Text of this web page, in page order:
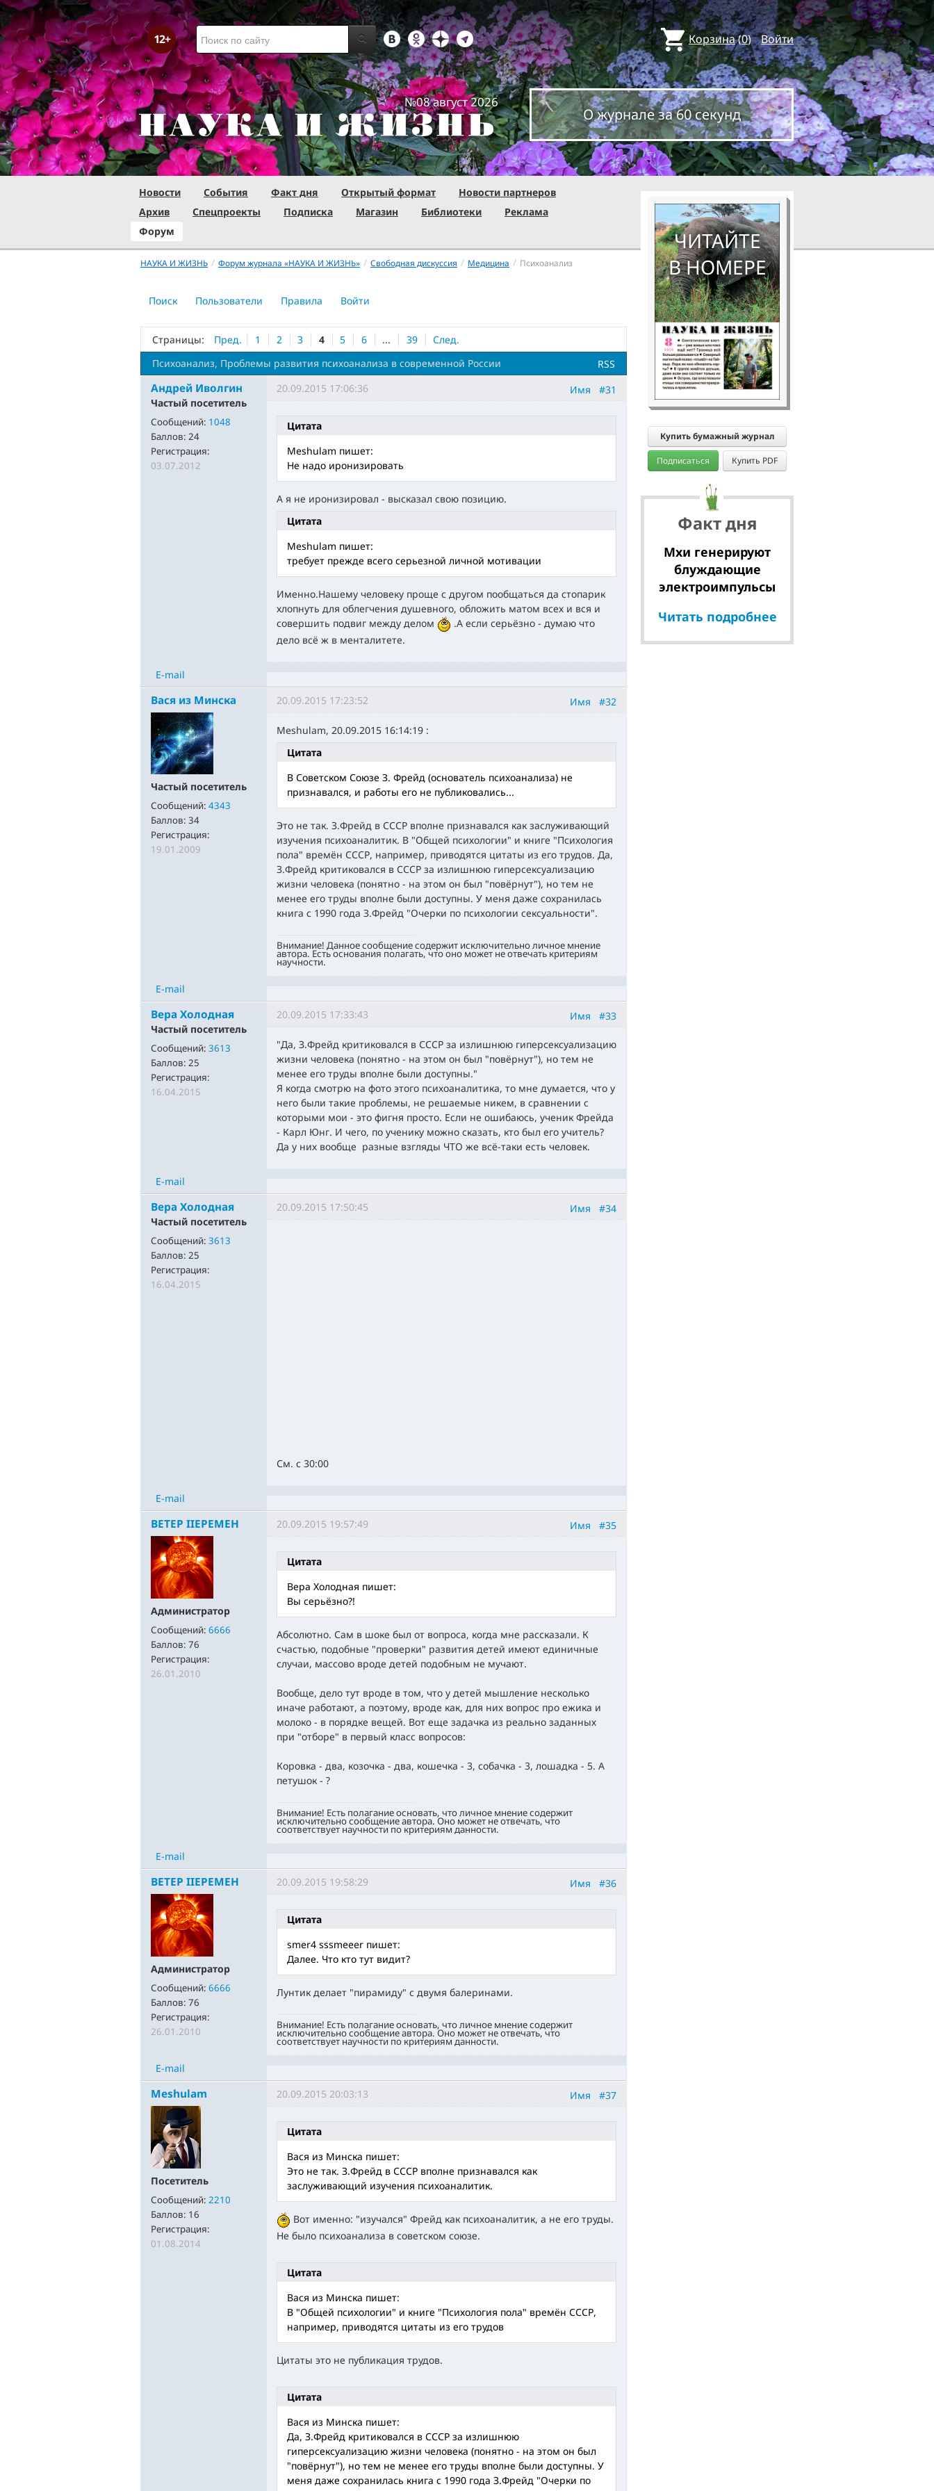
Корзина(0) Войти
№08 август 2026
О журнале за 60 секунд
Новости События Факт дня Открытый формат
Новости партнеров
Архив
Спецпроекты Подписка Магазин Библиотеки
Реклама
Форум
НАУКА И ЖИЗНЬ / Форум журнала «НАУКА И ЖИЗНЬ» / Свободная дискуссия / Медицина / Психоанализ
Поиск Пользователи Правила Войти
Страницы: Пред. 1 2 3 4 5 6 ... 39
След.
RSS
Психоанализ, Проблемы развития психоанализа в современной России
Андрей Иволгин
Частый посетитель
Сообщений: 1048
Баллов: 24
Регистрация:
03.07.2012
Имя #31
20.09.2015 17:06:36
Цитата
Meshulam пишет:
Не надо иронизировать
А я не иронизировал - высказал свою позицию.
Цитата
Meshulam пишет:
требует прежде всего серьезной личной мотивации
Именно.Нашему человеку проще с другом пообщаться да стопарик
хлопнуть для облегчения душевного, обложить матом всех и вся и
совершить подвиг между делом
.А если серьёзно - думаю что
дело всё ж в менталитете.
E-mail
Вася из Минска
Частый посетитель
Сообщений: 4343
Баллов: 34
Регистрация:
19.01.2009
Имя #32
20.09.2015 17:23:52
Meshulam, 20.09.2015 16:14:19 :
Цитата
В Советском Союзе З. Фрейд (основатель психоанализа) не
признавался, и работы его не публиковались...
Это не так. З.Фрейд в СССР вполне признавался как заслуживающий
изучения психоаналитик. В "Общей психологии" и книге "Психология
пола" времён СССР, например, приводятся цитаты из его трудов. Да,
З.Фрейд критиковался в СССР за излишнюю гиперсексуализацию
жизни человека (понятно - на этом он был "повёрнут"), но тем не
менее его труды вполне были доступны. У меня даже сохранилась
книга с 1990 года З.Фрейд "Очерки по психологии сексуальности".
Внимание! Данное сообщение содержит исключительно личное мнение
автора. Есть основания полагать, что оно может не отвечать критериям
научности.
E-mail
Вера Холодная
Частый посетитель
Сообщений: 3613
Баллов: 25
Регистрация:
16.04.2015
Имя #33
20.09.2015 17:33:43
"Да, З.Фрейд критиковался в СССР за излишнюю гиперсексуализацию
жизни человека (понятно - на этом он был "повёрнут"), но тем не
менее его труды вполне были доступны."
Я когда смотрю на фото этого психоаналитика, то мне думается, что у
него были такие проблемы, не решаемые никем, в сравнении с
которыми мои - это фигня просто. Если не ошибаюсь, ученик Фрейда
- Карл Юнг. И чего, по ученику можно сказать, кто был его учитель?
Да у них вообще разные взгляды ЧТО же всё-таки есть человек.
E-mail
Вера Холодная
Частый посетитель
Сообщений: 3613
Баллов: 25
Регистрация:
16.04.2015
Имя #34
20.09.2015 17:50:45
См. с 30:00
E-mail
BETEP IIEPEMEH
Администратор
Сообщений: 6666
Баллов: 76
Регистрация:
26.01.2010
Имя #35
20.09.2015 19:57:49
Цитата
Вера Холодная пишет:
Вы серьёзно?!
Абсолютно. Сам в шоке был от вопроса, когда мне рассказали. К
счастью, подобные "проверки" развития детей имеют единичные
случаи, массово вроде детей подобным не мучают.
Вообще, дело тут вроде в том, что у детей мышление несколько
иначе работают, а поэтому, вроде как, для них вопрос про ежика и
молоко - в порядке вещей. Вот еще задачка из реально заданных
при "отборе" в первый класс вопросов:
Коровка - два, козочка - два, кошечка - 3, собачка - 3, лошадка - 5. А
петушок - ?
Внимание! Есть полагание основать, что личное мнение содержит
исключительно сообщение автора. Оно может не отвечать, что
соответствует научности по критериям данности.
E-mail
BETEP IIEPEMEH
Администратор
Сообщений: 6666
Баллов: 76
Регистрация:
26.01.2010
Имя #36
20.09.2015 19:58:29
Цитата
smer4 sssmeeer пишет:
Далее. Что кто тут видит?
Лунтик делает "пирамиду" с двумя балеринами.
Внимание! Есть полагание основать, что личное мнение содержит
исключительно сообщение автора. Оно может не отвечать, что
соответствует научности по критериям данности.
E-mail
Meshulam
Посетитель
Сообщений: 2210
Баллов: 16
Регистрация:
01.08.2014
Имя #37
20.09.2015 20:03:13
Цитата
Вася из Минска пишет:
Это не так. З.Фрейд в СССР вполне признавался как
заслуживающий изучения психоаналитик.
Вот именно: "изучался" Фрейд как психоаналитик, а не его труды.
Не было психоанализа в советском союзе.
Цитата
Вася из Минска пишет:
В "Общей психологии" и книге "Психология пола" времён СССР,
например, приводятся цитаты из его трудов
Цитаты это не публикация трудов.
Цитата
Вася из Минска пишет:
Да, З.Фрейд критиковался в СССР за излишнюю
гиперсексуализацию жизни человека (понятно - на этом он был
"повёрнут"), но тем не менее его труды вполне были доступны. У
меня даже сохранилась книга с 1990 года З.Фрейд "Очерки по
ЧИТАЙТЕ
В НОМЕРЕ
Купить бумажный журнал
Подписаться Купить PDF
Факт дня
Мхи генерируют
блуждающие
электроимпульсы
Читать подробнее